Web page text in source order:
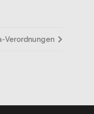
Verordnungen